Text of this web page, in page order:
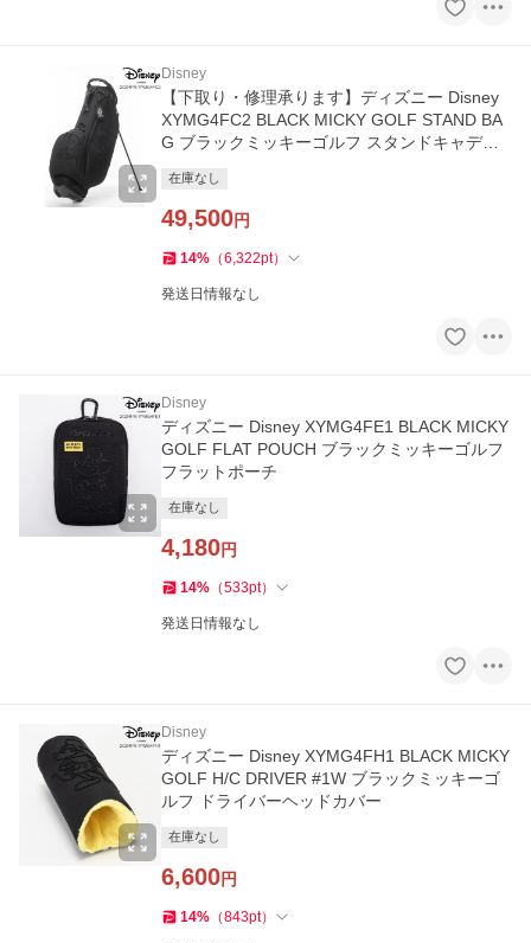
Disney
【下取り・修理承ります】ディズニー Disney
XYMG4FC2 BLACK MICKY GOLF STAND BA
G ブラックミッキーゴルフ スタンドキャディ
在庫なし
49,500円
14% （6,322pt）
発送日情報なし
Disney
ディズニー Disney XYMG4FE1 BLACK MICKY
GOLF FLAT POUCH ブラックミッキーゴルフ
フラットポーチ
在庫なし
4,180円
14% （533pt）
発送日情報なし
Disney
ディズニー Disney XYMG4FH1 BLACK MICKY
GOLF H/C DRIVER #1W ブラックミッキーゴ
ルフ ドライバーヘッドカバー
在庫なし
6,600円
14% （843pt）